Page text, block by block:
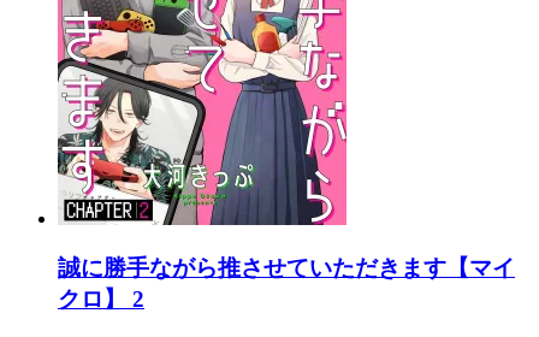
誠に勝手ながら推させていただきます【マイ
クロ】 2